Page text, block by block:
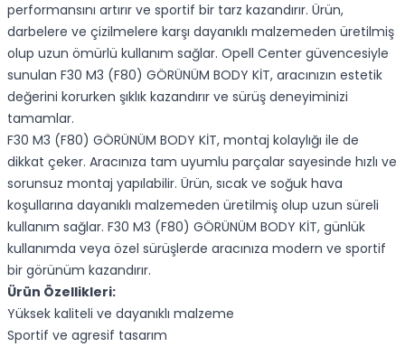
performansını artırır ve sportif bir tarz kazandırır. Ürün,
darbelere ve çizilmelere karşı dayanıklı malzemeden üretilmiş
olup uzun ömürlü kullanım sağlar. Opell Center güvencesiyle
sunulan F30 M3 (F80) GÖRÜNÜM BODY KİT, aracınızın estetik
değerini korurken şıklık kazandırır ve sürüş deneyiminizi
tamamlar.
F30 M3 (F80) GÖRÜNÜM BODY KİT, montaj kolaylığı ile de
dikkat çeker. Aracınıza tam uyumlu parçalar sayesinde hızlı ve
sorunsuz montaj yapılabilir. Ürün, sıcak ve soğuk hava
koşullarına dayanıklı malzemeden üretilmiş olup uzun süreli
kullanım sağlar. F30 M3 (F80) GÖRÜNÜM BODY KİT, günlük
kullanımda veya özel sürüşlerde aracınıza modern ve sportif
bir görünüm kazandırır.
Ürün Özellikleri:
Yüksek kaliteli ve dayanıklı malzeme
Sportif ve agresif tasarım